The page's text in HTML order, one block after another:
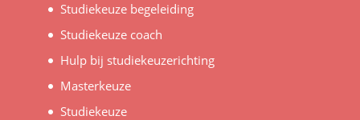
Studiekeuze begeleiding
Studiekeuze coach
Hulp bij studiekeuzerichting
Masterkeuze
Studiekeuze